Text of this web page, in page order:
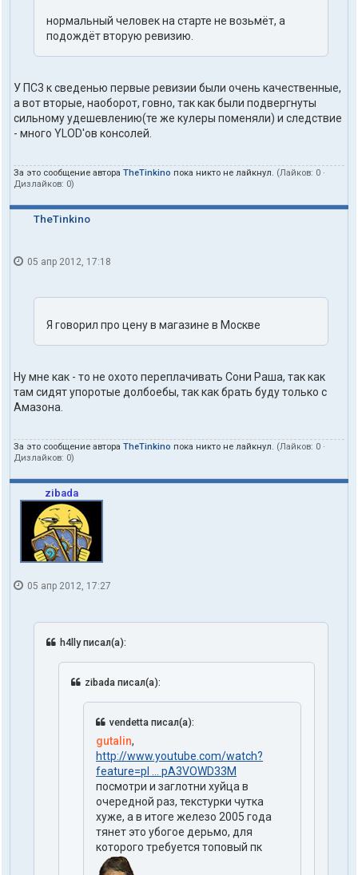
нормальный человек на старте не возьмёт, а
подождёт вторую ревизию.
У ПС3 к сведенью первые ревизии были очень качественные,
а вот вторые, наоборот, говно, так как были подвергнуты
сильному удешевлению(те же кулеры поменяли) и следствие
- много YLOD'ов консолей.
За это сообщение автора TheTinkino пока никто не лайкнул. (Лайков: 0 ·
Дизлайков: 0)
TheTinkino
05 апр 2012, 17:18
Я говорил про цену в магазине в Москве
Ну мне как - то не охото переплачивать Сони Раша, так как
там сидят упоротые долбоебы, так как брать буду только с
Амазона.
За это сообщение автора TheTinkino пока никто не лайкнул. (Лайков: 0 ·
Дизлайков: 0)
zibada
05 апр 2012, 17:27
h4lly писал(а):
zibada писал(а):
vendetta писал(а):
gutalin,
http://www.youtube.com/watch?
feature=pl ... pA3VOWD33M
посмотри и заглотни хуйца в
очередной раз, текстурки чутка
хуже, а в итоге железо 2005 года
тянет это убогое дерьмо, для
которого требуется топовый пк